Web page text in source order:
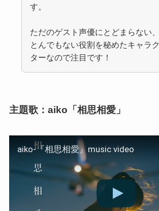
す。
ただのゲスト声優にとどまらない、
とんでもない役割を秘めたキャラク
ターなので注目です！
主題歌：aiko「相思相愛」
aiko-『相思相愛』music video